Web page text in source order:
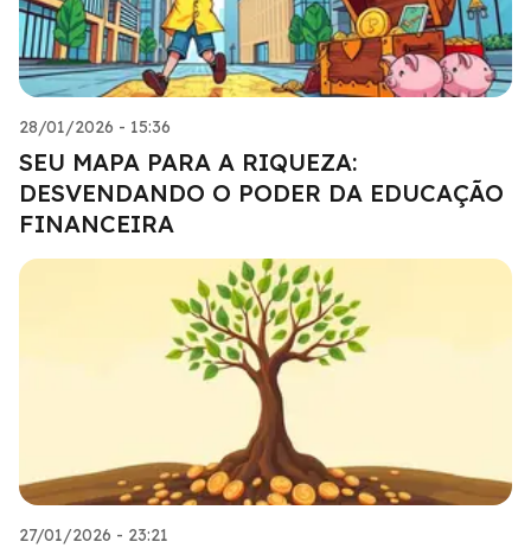
28/01/2026 - 15:36
SEU MAPA PARA A RIQUEZA:
DESVENDANDO O PODER DA EDUCAÇÃO
FINANCEIRA
27/01/2026 - 23:21